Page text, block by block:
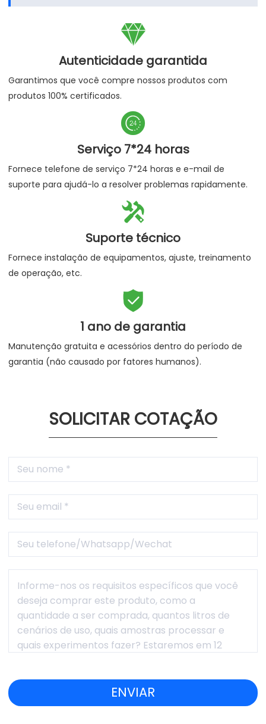

Autenticidade garantida
Garantimos que você compre nossos produtos com
produtos 100% certificados.

Serviço 7*24 horas
Fornece telefone de serviço 7*24 horas e e-mail de
suporte para ajudá-lo a resolver problemas rapidamente.

Suporte técnico
Fornece instalação de equipamentos, ajuste, treinamento
de operação, etc.

1 ano de garantia
Manutenção gratuita e acessórios dentro do período de
garantia (não causado por fatores humanos).
SOLICITAR COTAÇÃO